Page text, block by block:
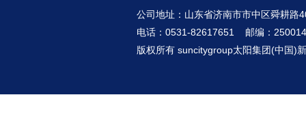
公司地址：山东省济南市市中区舜耕路
电话：0531-82617651 邮编：250014
版权所有 suncitygroup太阳集团(中国)